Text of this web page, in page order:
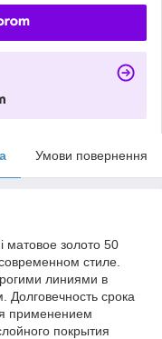
Умови повернення
матовое золото 50
стиле.
линиями в
Долговечность срока
применением
покрытия